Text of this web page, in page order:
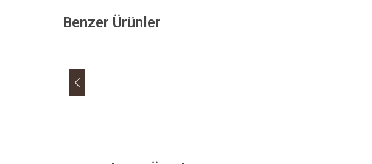
Benzer Ürünler
Favorilere Ekle
Sakarya
345,30